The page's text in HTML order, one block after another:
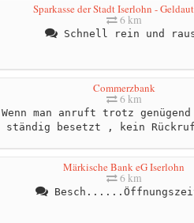
Sparkasse der Stadt Iserlohn -
6 km
Schnell rein und
Commerzbank
6 km
Wenn man anruft trotz
ständig besetzt , kein
Märkische Bank eG Iserlohn
6 km